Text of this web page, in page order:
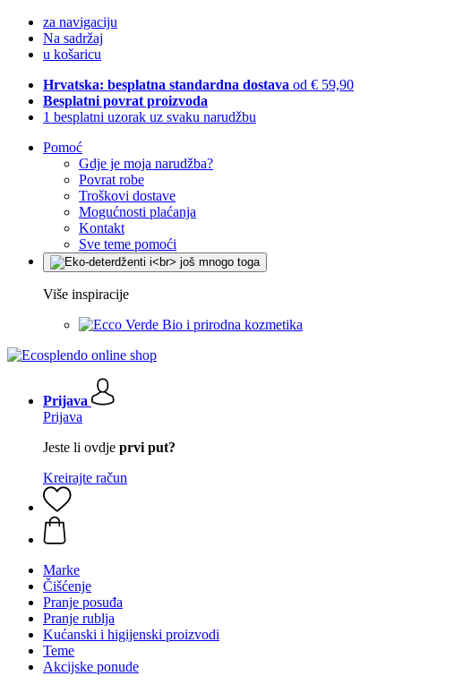
za navigaciju
Na sadržaj
u košaricu
Hrvatska: besplatna standardna dostava od € 59,90
Besplatni povrat proizvoda
1 besplatni uzorak uz svaku narudžbu
Pomoć
Gdje je moja narudžba?
Povrat robe
Troškovi dostave
Mogućnosti plaćanja
Kontakt
Sve teme pomoći
Više inspiracije
Bio i prirodna kozmetika
Prijava
Prijava
Jeste li ovdje prvi put?
Kreirajte račun
Marke
Čišćenje
Pranje posuđa
Pranje rublja
Kućanski i higijenski proizvodi
Teme
Akcijske ponude